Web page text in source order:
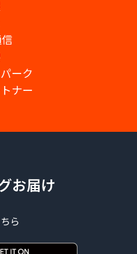
ーク
ナー
お届け
ら